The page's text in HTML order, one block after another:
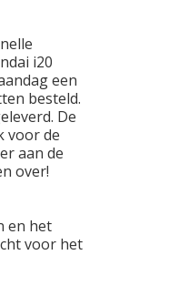
i20
een
besteld.
De
voor de
aan de
over!
en het
voor het